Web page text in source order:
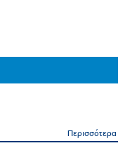
Περισσότερα